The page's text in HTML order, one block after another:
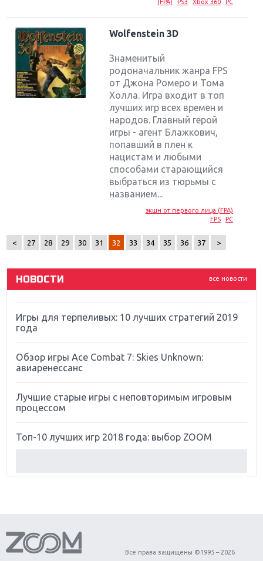
(FPA)
PS3 Xbox 360 PC
Wolfenstein 3D
Знаменитый
родоначальник жанра FPS
от Джона Ромеро и Тома
Холла. Игра входит в топ
лучших игр всех времен и
народов. Главный герой
игры - агент Блажкович,
попавший в плен к
нацистам и любыми
способами старающийся
выбраться из тюрьмы с
названием...
экшн от первого лица (FPA)
FPS
PC
< 27 28 29 30 31 32 33 34 35 36 37 >
все новости
НОВОСТИ
Крупнейшие релизы мая: Nintendo, Microsoft и
Новинки для Nintendo Switch: Labo, South Park и
Far Cry 5: хвалить нельзя ругать
Игры для терпеливых: 10 лучших стратегий 2019
года
Обзор игры Ace Combat 7: Skies Unknown:
авиаренессанс
Лучшие старые игры с неповторимым игровым
процессом
Топ-10 лучших игр 2018 года: выбор ZOOM
Обзор игры Forza Horizon 4: вершина эволюции
Все права защищены ©1995 – 2026